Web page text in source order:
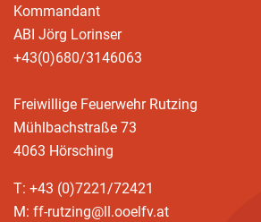
Kommandant
ABI Jörg Lorinser
+43(0)680/3146063
Freiwillige Feuerwehr Rutzing
Mühlbachstraße 73
4063 Hörsching
T: +43 (0)7221/72421
M: ff-rutzing@ll.ooelfv.at